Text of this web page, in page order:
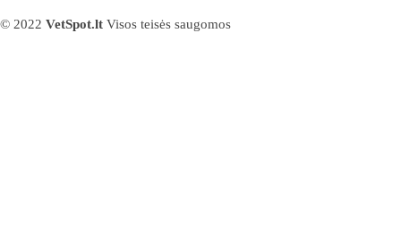
© 2022 VetSpot.lt Visos teisės saugomos